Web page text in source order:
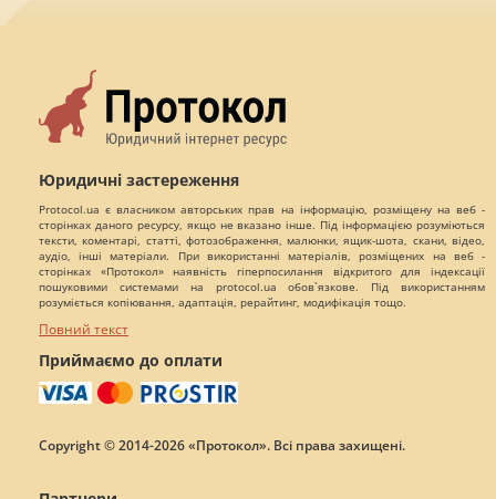
Юридичні застереження
Protocol.ua є власником авторських прав на інформацію, розміщену на веб -
сторінках даного ресурсу, якщо не вказано інше. Під інформацією розуміються
тексти, коментарі, статті, фотозображення, малюнки, ящик-шота, скани, відео,
аудіо, інші матеріали. При використанні матеріалів, розміщених на веб -
сторінках «Протокол» наявність гіперпосилання відкритого для індексації
пошуковими системами на protocol.ua обов`язкове. Під використанням
розуміється копіювання, адаптація, рерайтинг, модифікація тощо.
Повний текст
Приймаємо до оплати
Copyright © 2014-2026 «Протокол». Всі права захищені.